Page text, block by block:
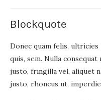
Blockquote
Donec quam felis,
quis, sem. Nulla consequat
justo, fringilla vel, aliquet
justo, rhoncus ut,